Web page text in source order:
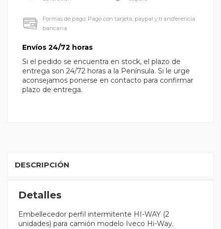
Formas de pago: Pago con tarjeta, paypal y transferencia
bancaria
Envíos 24/72 horas
Si el pedido se encuentra en stock, el plazo de
entrega son 24/72 horas a la Península. Si le urge
aconsejamos ponerse en contacto para confirmar
plazo de entrega.
DESCRIPCIÓN
Detalles
Embellecedor perfil intermitente HI-WAY (2
unidades) para camión modelo Iveco Hi-Way.